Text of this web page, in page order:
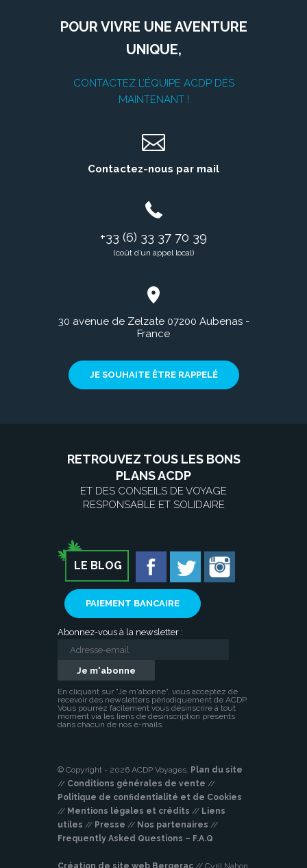
POUR VIVRE UNE AVENTURE
UNIQUE,
CONTACTEZ L’ÉQUIPE ACDP DÈS
MAINTENANT !
Contactez-nous par mail
+33 (6) 33 37 70 39
(coût d’un appel local)
30 avenue de Zelzate 07200 Aubenas -
France
JE SOUHAITE ÊTRE RAPPELÉ
RETROUVEZ TOUS LES BONS
PLANS ACDP
ET DES CONSEILS DE VOYAGE
RESPONSABLE ET SOLIDAIRE
LE BLOG
PAIEMENT BANCAIRE
Abonnez-vous à la newsletter :
En cliquant sur "Je m'abonne", vous acceptez de
recevoir des newsletters périodiquement de ACDP.
Vous pourrez facilement vous désinscrire à tout
moment via les liens de désinscription présents
dans chacun de nos e-mails.
© Copyright - 2026 ACDP Voyages. Plan du site
// Conditions générales de vente //
Politique de confidentialité et de Cookies
// Mentions légales et crédits // Liens
utiles // Presse // Nos partenaires //
Frequently Asked Questions – F.A.Q
Création de site web Bergerac // Cyril Nahon